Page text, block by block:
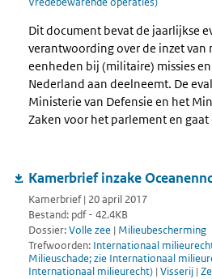
Dit document bevat de jaarlijkse
verantwoording over de inzet van
eenheden bij (militaire) missies
Nederland aan deelneemt. De
Ministerie van Defensie en het
Zaken voor het parlement en
Kamerbrief inzake
Kamerbrief | 20 april 2017
Bestand: pdf - 42.4KB
Dossier:Volle zee | Milieubescherming
Trefwoorden: Internationaal
Milieuschade; zie Internationaal
Internationaal milieurecht) | Visserij |